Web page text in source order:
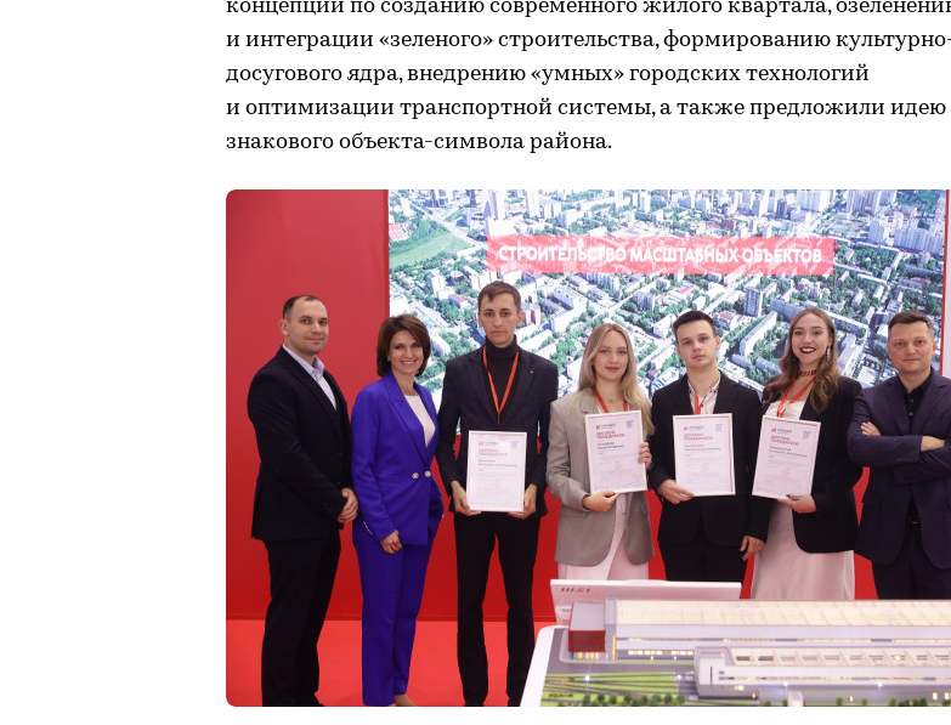
концепции по созданию современного жилого квартала,
и интеграции «зеленого» строительства, формированию
досугового ядра, внедрению «умных» городских технологий
и оптимизации транспортной системы, а также предложили идею
знакового объекта-символа района.